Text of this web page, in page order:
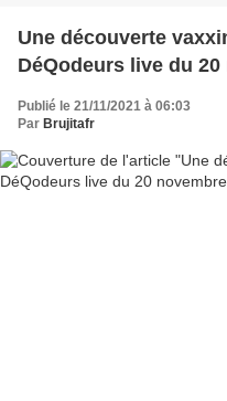
Une découverte
DéQodeurs live du 20
Publié le 21/11/2021 à 06:03
Par Brujitafr